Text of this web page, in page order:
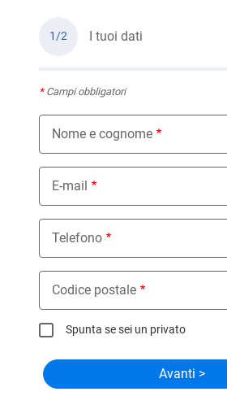
1/2 I tuoi dati
*Campi obbligatori
Nome e cognome
E-mail
Telefono
Codice postale
Spunta se sei un privato